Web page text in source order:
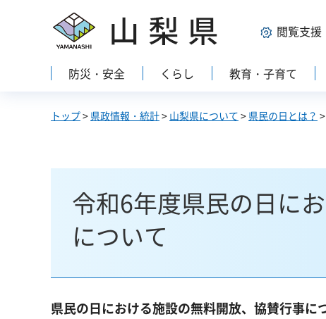
山梨県 閲覧支援
防災・安全 くらし 教育・子育て
トップ> 県政情報・統計> 山梨県について > 県民の日とは？
令和6年度県民の日に
について
県民の日における施設の無料開放、協賛行事に